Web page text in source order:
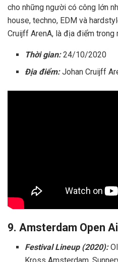
cho những người có công lớn
house, techno, EDM và
Cruijff ArenA, là địa điểm trong
Thời gian: 24/10/2020
Địa điểm: Johan Cruijff
9. Amsterdam Open
Festival Lineup (2020):
Kross Amsterdam,